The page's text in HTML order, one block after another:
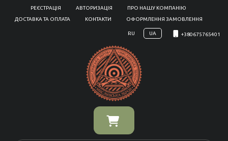
РЕЄСТРАЦІЯ АВТОРИЗАЦІЯ
ПРО НАШУ КОМПАНІЮ
ДОСТАВКА ТА ОПЛАТА
КОНТАКТИ ОФОРМЛЕННЯ ЗАМОВЛЕННЯ
RU UA +380675765401